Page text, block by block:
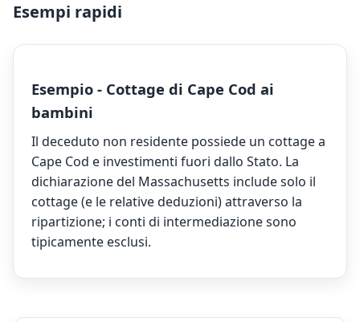
Esempi rapidi
Esempio - Cottage di Cape Cod ai
bambini
Il deceduto non residente possiede un cottage a
Cape Cod e investimenti fuori dallo Stato. La
dichiarazione del Massachusetts include solo il
cottage (e le relative deduzioni) attraverso la
ripartizione; i conti di intermediazione sono
tipicamente esclusi.